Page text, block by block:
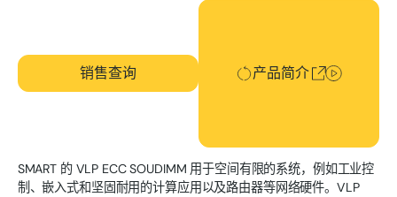
销售查询 产品简介
产品简介
SMART 的 VLP ECC SOUDIMM 用于空间有限的系统，例如工业控
制、嵌入式和坚固耐用的计算应用以及路由器等网络硬件。VLP